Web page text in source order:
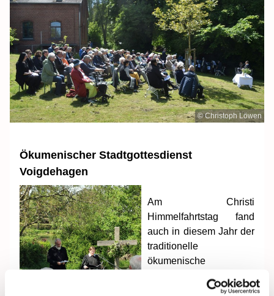
© Christoph Löwen
Ökumenischer Stadtgottesdienst
Voigdehagen
Am Christi
Himmelfahrtstag fand
auch in diesem Jahr der
traditionelle
ökumenische
Stralsund-Voigdehagen